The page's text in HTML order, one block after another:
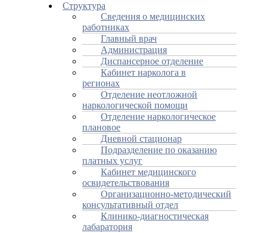
Структура
Сведения о медицинских
работниках
Главный врач
Администрация
Диспансерное отделение
Кабинет нарколога в
регионах
Отделение неотложной
наркологической помощи
Отделение наркологическое
плановое
Дневной стационар
Подразделение по оказанию
платных услуг
Кабинет медицинского
освидетельствования
Организационно-методический
консультативный отдел
Клинико-диагностическая
лабаратория